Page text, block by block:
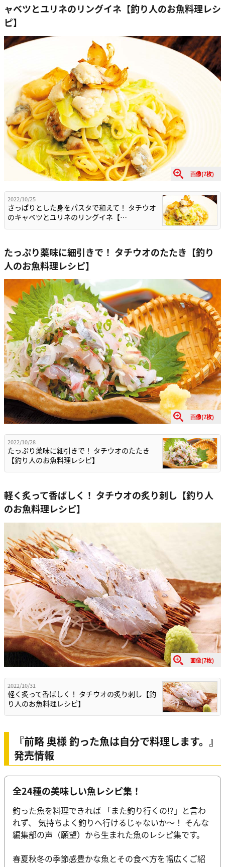
ャベツとユリネのリングイネ【釣り人のお魚料理レシ
ピ】
画像(7枚)
2022/10/25
さっぱりとした身をパスタで和えて！ タチウオ
のキャベツとユリネのリングイネ【…
たっぷり薬味に細引きで！ タチウオのたたき【釣り
人のお魚料理レシピ】
画像(7枚)
2022/10/28
たっぷり薬味に細引きで！ タチウオのたたき
【釣り人のお魚料理レシピ】
軽く炙って香ばしく！ タチウオの炙り刺し【釣り人
のお魚料理レシピ】
画像(7枚)
2022/10/31
軽く炙って香ばしく！ タチウオの炙り刺し【釣
り人のお魚料理レシピ】
『前略 奥様 釣った魚は自分で料理します。』
発売情報
全24種の美味しい魚レシピ集！
釣った魚を料理できれば 「また釣り行くの!?」と言わ
れず、 気持ちよく釣りへ行けるじゃないか～！ そんな
編集部の声（願望）から生まれた魚のレシピ集です。
春夏秋冬の季節感豊かな魚とその食べ方を幅広くご紹